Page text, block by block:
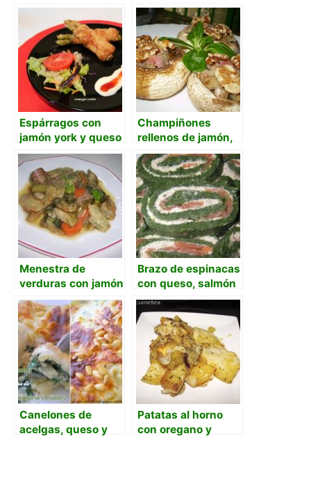
Espárragos con
jamón york y queso
Champiñones
rellenos de jamón,
queso y nueces
Menestra de
verduras con jamón
Brazo de espinacas
con queso, salmón
y nueces picadas.
Canelones de
acelgas, queso y
Patatas al horno
con oregano y